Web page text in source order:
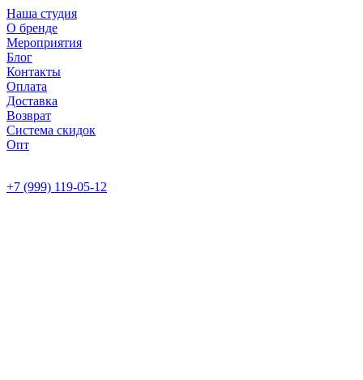
Наша студия
О бренде
Мероприятия
Блог
Контакты
Оплата
Доставка
Возврат
Система скидок
Опт
+7 (999) 119-05-12